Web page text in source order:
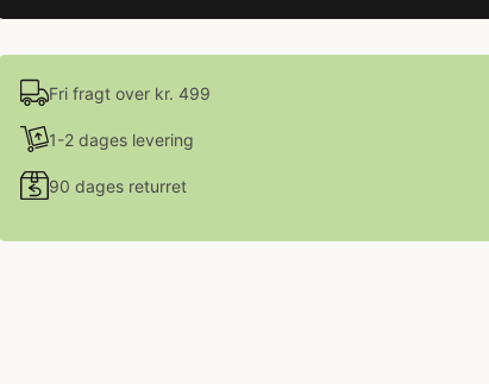
Fri fragt over kr. 499
1-2 dages levering
90 dages returret